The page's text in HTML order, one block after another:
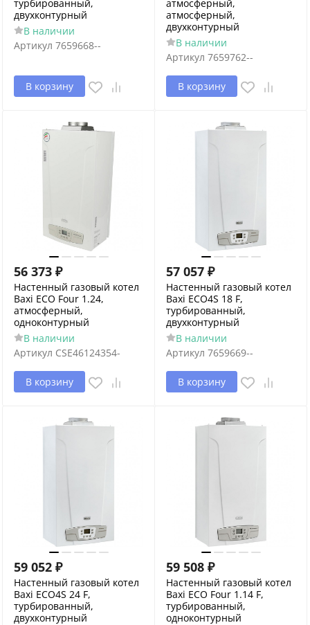
турбированный,
двухконтурный
В наличии
Артикул 7659668--
В корзину
атмосферный,
атмосферный,
двухконтурный
В наличии
Артикул 7659762--
В корзину
56 373 ₽
Настенный газовый котел
Baxi ECO Four 1.24,
атмосферный,
одноконтурный
В наличии
Артикул CSE46124354-
В корзину
57 057 ₽
Настенный газовый котел
Baxi ECO4S 18 F,
турбированный,
двухконтурный
В наличии
Артикул 7659669--
В корзину
59 052 ₽
Настенный газовый котел
Baxi ECO4S 24 F,
турбированный,
двухконтурный
59 508 ₽
Настенный газовый котел
Baxi ECO Four 1.14 F,
турбированный,
одноконтурный